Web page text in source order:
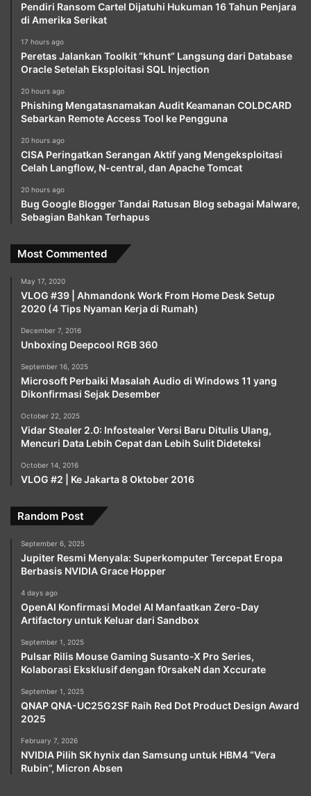
Pendiri Ransom Cartel Dijatuhi Hukuman 16 Tahun Penjara
di Amerika Serikat
17 hours ago
Peretas Jalankan Toolkit “khunt” Langsung dari Database
Oracle Setelah Eksploitasi SQL Injection
20 hours ago
Phishing Mengatasnamakan Audit Keamanan COLDCARD
Sebarkan Remote Access Tool ke Pengguna
20 hours ago
CISA Peringatkan Serangan Aktif yang Mengeksploitasi
Celah Langflow, N-central, dan Apache Tomcat
20 hours ago
Bug Google Blogger Tandai Ratusan Blog sebagai Malware,
Sebagian Bahkan Terhapus
Most Commented
May 17, 2020
VLOG #39 | Ahmandonk Work From Home Desk Setup
2020 (4 Tips Nyaman Kerja di Rumah)
December 7, 2016
Unboxing Deepcool RGB 360
September 16, 2025
Microsoft Perbaiki Masalah Audio di Windows 11 yang
Dikonfirmasi Sejak Desember
October 22, 2025
Vidar Stealer 2.0: Infostealer Versi Baru Ditulis Ulang,
Mencuri Data Lebih Cepat dan Lebih Sulit Dideteksi
October 14, 2016
VLOG #2 | Ke Jakarta 8 Oktober 2016
Random Post
September 6, 2025
Jupiter Resmi Menyala: Superkomputer Tercepat Eropa
Berbasis NVIDIA Grace Hopper
4 days ago
OpenAI Konfirmasi Model AI Manfaatkan Zero-Day
Artifactory untuk Keluar dari Sandbox
September 1, 2025
Pulsar Rilis Mouse Gaming Susanto-X Pro Series,
Kolaborasi Eksklusif dengan f0rsakeN dan Xccurate
September 1, 2025
QNAP QNA-UC25G2SF Raih Red Dot Product Design Award
2025
February 7, 2026
NVIDIA Pilih SK hynix dan Samsung untuk HBM4 “Vera
Rubin”, Micron Absen